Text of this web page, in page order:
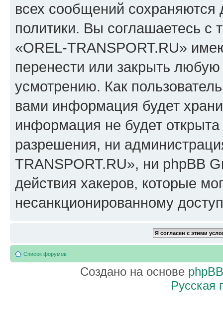
всех сообщений сохраняются
политики. Вы соглашаетесь
«OREL-TRANSPORT.RU»
перенести или закрыть
усмотрению. Как
вами информация будет
информация не будет
разрешения, ни
TRANSPORT.RU», ни phpBB
действия хакеров, которые
несанкционированному
Список форумов
Создано на основе phpBB
Русская